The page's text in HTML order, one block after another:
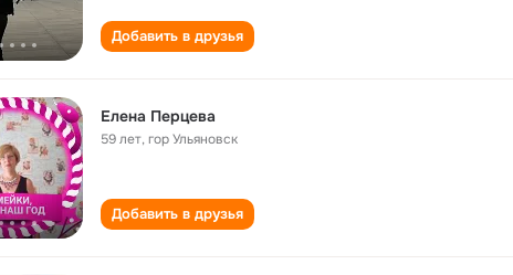
Добавить в друзья
Елена Перцева
59 лет,гор Ульяновск
Добавить в друзья